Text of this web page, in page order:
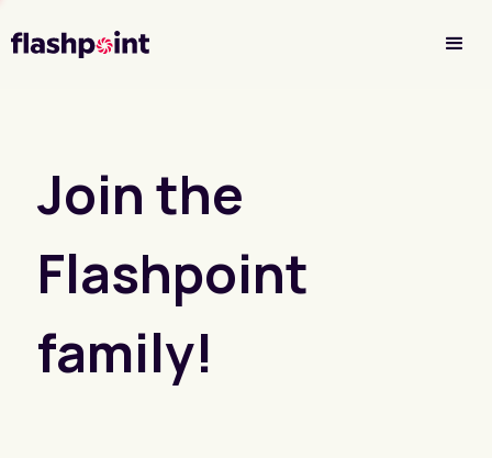
Join the
Flashpoint
family!